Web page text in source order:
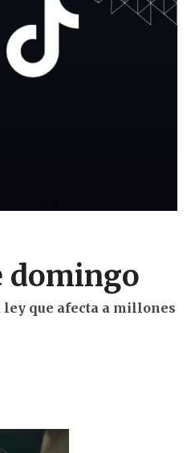
domingo
ley que afecta a millones